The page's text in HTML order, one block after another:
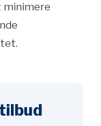
minimere